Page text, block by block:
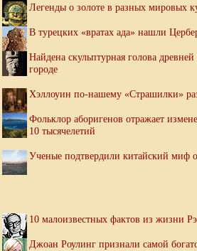
Легенды о золоте в разных мировых
В турецких «вратах ада» нашли
Найдена скульптурная голова
городе
Хэллоуин по-нашему «Страшилки»
Фольклор аборигенов отражает
10 тысячелетий
Ученые подтвердили китайский миф
10 малоизвестных фактов из жизни
Джоан Роулинг признали самой